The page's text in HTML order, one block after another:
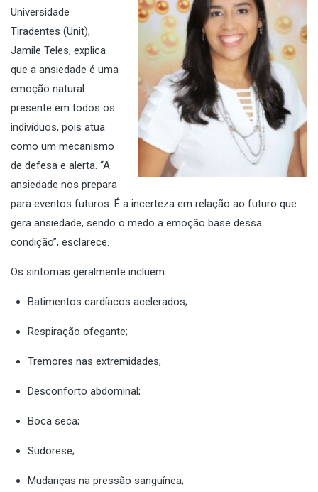
Universidade
Tiradentes (Unit),
Jamile Teles, explica
que a ansiedade é uma
emoção natural
presente em todos os
indivíduos, pois atua
como um mecanismo
de defesa e alerta. “A
ansiedade nos prepara
para eventos futuros. É a incerteza em relação ao futuro que
gera ansiedade, sendo o medo a emoção base dessa
condição”, esclarece.
Os sintomas geralmente incluem:
Batimentos cardíacos acelerados;
Respiração ofegante;
Tremores nas extremidades;
Desconforto abdominal;
Boca seca;
Sudorese;
Mudanças na pressão sanguínea;